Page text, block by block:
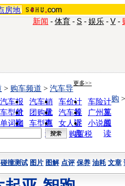
房地
新闻 - 体育 - S - 娱乐 - V -
更多>>
汽车报
价
汽车销
量
车价计
算
车险计
算
车型对
比
团购优
惠
汽车投
诉
广州车
展
单词翻
车型查
询
女人宝
典
小说阅
读
> 购车频道 > 汽车导
购
购置税
碰撞测试 图片 图解 点评 保养 油耗 文章